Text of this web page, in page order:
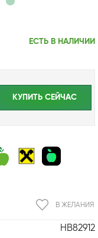
ЕСТЬ В НАЛИЧИИ
HB82912
КУПИТЬ CЕЙЧАС
В ЖЕЛАНИЯ